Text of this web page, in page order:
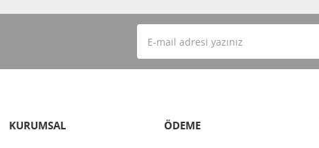
KURUMSAL ÖDEME